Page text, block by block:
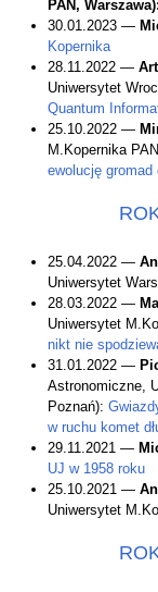
PAN, Warszawa):
30.01.2023 —
Kopernika
28.11.2022 —
Uniwersytet
Quantum
25.10.2022 —
M.Kopernika
ewolucję gromad
25.04.2022 —
Uniwersytet
28.03.2022 —
Uniwersytet
nikt nie
31.01.2022 —
Astronomiczne,
Poznań):
w ruchu komet
29.11.2021 —
UJ w 1958 roku
25.10.2021 —
Uniwersytet